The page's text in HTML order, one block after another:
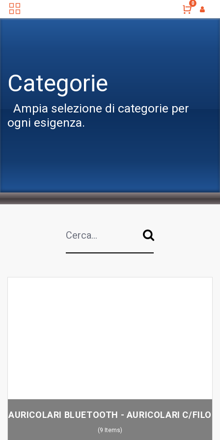
0
Categorie
Ampia selezione di categorie per
ogni esigenza.
AURICOLARI BLUETOOTH - AURICOLARI C/FILO
(9 Items)